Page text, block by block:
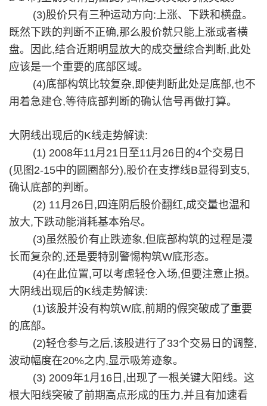
(3)股价只有三种运动方向:上涨、下跌和横盘。
既然下跌的判断不正确,那么股价就只能上涨或者横
盘。因此,结合近期明显放大的成交量综合判断,此处
应该是一个重要的底部区域。
(4)底部构筑比较复杂,即使判断此处是底部,也不
用着急建仓,等待底部判断的确认信号再做打算。
大阴线出现后的K线走势解读:
(1) 2008年11月21日至11月26日的4个交易日
(见图2-15中的圆圈部分),股价在支撑线B显得到支5,
确认底部的判断。
(2) 11月26日,四连阴后股价翻红,成交量也温和
放大,下跌动能消耗基本殆尽。
(3)虽然股价有止跌迹象,但底部构筑的过程是漫
长而复杂的,还是要特别警惕构筑W底形态。
(4)在此位置,可以考虑轻仓入场,但要注意止损。
大阴线出现后的K线走势解读:
(1)该股并没有构筑W底,前期的假突破成了重要
的底部。
(2)轻仓参与之后,该股进行了33个交易日的调整,
波动幅度在20%之内,显示吸筹迹象。
(3) 2009年1月16日,出现了一根关键大阳线。这
根大阳线突破了前期高点形成的压力,并且有加速看